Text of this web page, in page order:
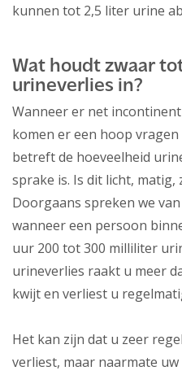
kunnen tot 2,5 liter urine
Wat houdt zwaar
urineverlies in?
Wanneer er net
komen er een hoop
betreft de hoeveelheid
sprake is. Is dit licht, matig,
Doorgaans spreken we
wanneer een persoon
uur 200 tot 300 milliliter
urineverlies raakt u meer
kwijt en verliest u
Het kan zijn dat u zeer
verliest, maar naarmate